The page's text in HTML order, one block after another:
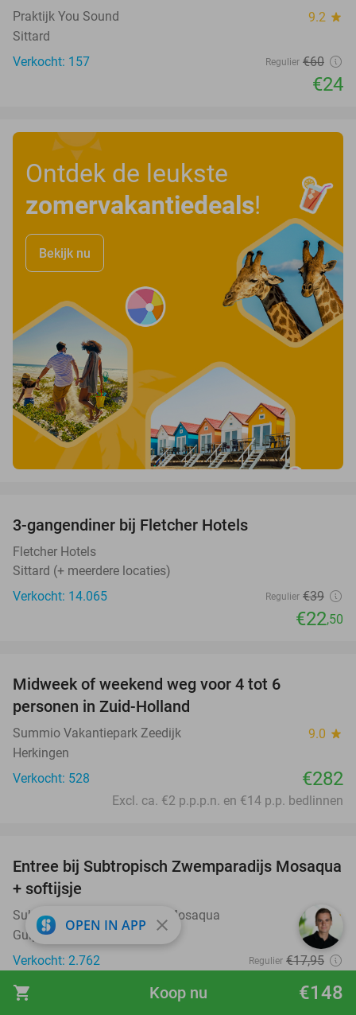
shopping_cart €148
Koop nu
Praktijk You Sound 9.2 star
Sittard
Verkocht: 157
Regulier €60
€24
Ontdek de leukste
zomervakantiedeals!
Bekijk nu
3-gangendiner bij Fletcher Hotels
Fletcher Hotels
Sittard (+ meerdere locaties)
Verkocht: 14.065
Regulier €39
€22,50
Midweek of weekend weg voor 4 tot 6
personen in Zuid-Holland
Summio Vakantiepark Zeedijk 9.0 star
Herkingen
Verkocht: 528
€282
Excl. ca. €2 p.p.p.n. en €14 p.p. bedlinnen
25%
Entree bij Subtropisch Zwemparadijs Mosaqua
+ softijsje
Subtropisch Zwemparadijs Mosaqua 8.2star
Gulpen
Verkocht: 2.762
Regulier €17,95
€13,50
OPEN IN APP close